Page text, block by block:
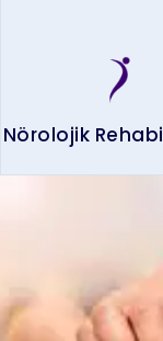
Nörolojik